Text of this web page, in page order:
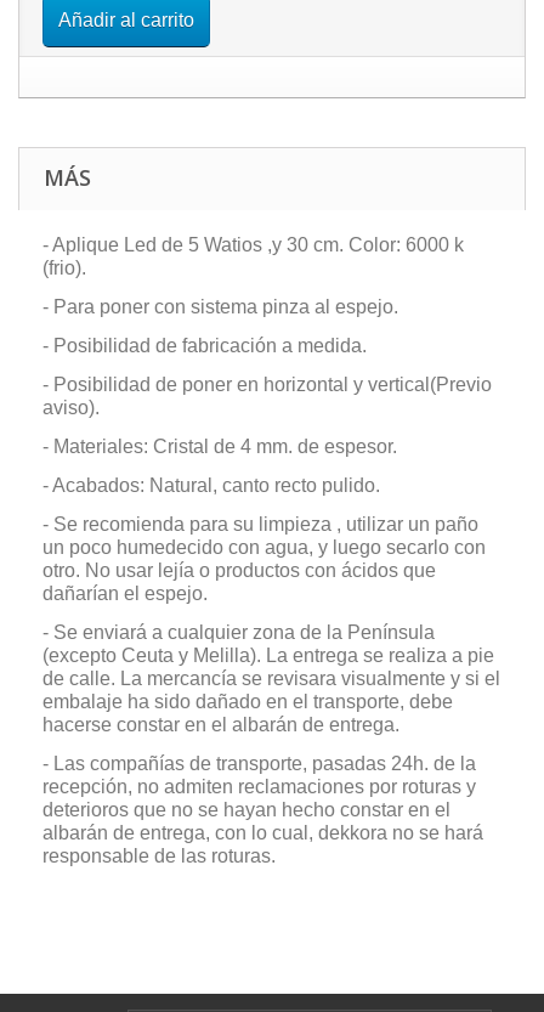
Añadir al carrito
MÁS
- Aplique Led de 5 Watios ,y 30 cm. Color: 6000 k
(frio).
- Para poner con sistema pinza al espejo.
- Posibilidad de fabricación a medida.
- Posibilidad de poner en horizontal y vertical(Previo
aviso).
- Materiales: Cristal de 4 mm. de espesor.
- Acabados: Natural, canto recto pulido.
- Se recomienda para su limpieza , utilizar un paño
un poco humedecido con agua, y luego secarlo con
otro. No usar lejía o productos con ácidos que
dañarían el espejo.
- Se enviará a cualquier zona de la Península
(excepto Ceuta y Melilla). La entrega se realiza a pie
de calle. La mercancía se revisara visualmente y si el
embalaje ha sido dañado en el transporte, debe
hacerse constar en el albarán de entrega.
- Las compañías de transporte, pasadas 24h. de la
recepción, no admiten reclamaciones por roturas y
deterioros que no se hayan hecho constar en el
albarán de entrega, con lo cual, dekkora no se hará
responsable de las roturas.